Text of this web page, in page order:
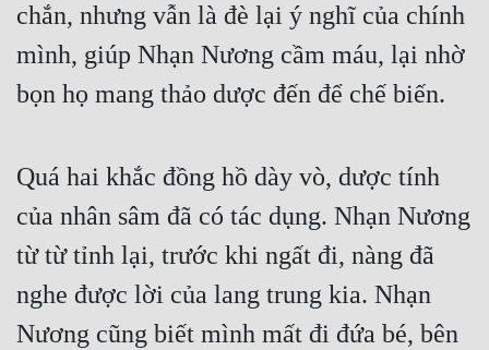
chắn, nhưng vẫn là đè lại ý nghĩ của chính
mình, giúp Nhạn Nương cầm máu, lại nhờ
bọn họ mang thảo dược đến để chế biến.
Quá hai khắc đồng hồ dày vò, dược tính
của nhân sâm đã có tác dụng. Nhạn Nương
từ từ tỉnh lại, trước khi ngất đi, nàng đã
nghe được lời của lang trung kia. Nhạn
Nương cũng biết mình mất đi đứa bé, bên